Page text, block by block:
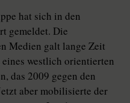
hat sich in den
gemeldet. Die
Medien galt lange Zeit
westlich orientierten
das 2009 gegen den
aber mobilisierte der